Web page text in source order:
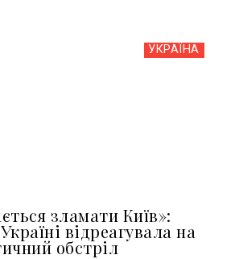
УКРАЇНА
зламати Київ»:
відреагувала на
обстріл